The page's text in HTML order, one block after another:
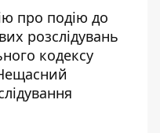
про подію до
розслідувань
кодексу